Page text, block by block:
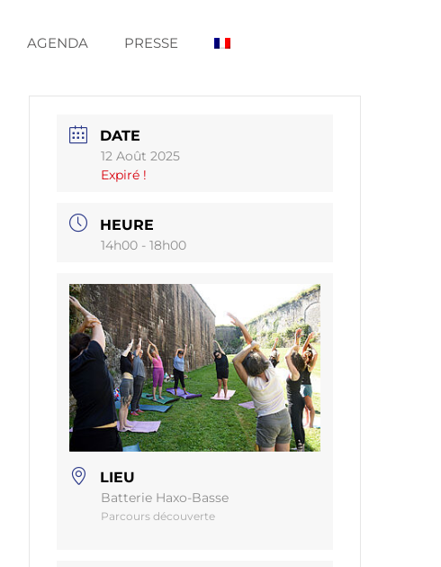
AGENDA PRESSE
DATE
12 Août 2025
Expiré !
HEURE
14h00 - 18h00
LIEU
Batterie Haxo-Basse
Parcours découverte